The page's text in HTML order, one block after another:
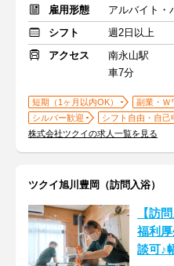
雇用形態
アルバイト・
シフト
週2日以上
アクセス
南永山駅
車7分
短期（1ヶ月以内OK） 副業・Ｗ
シルバー歓迎
シフト自由・自己
株式会社ツクイの求人一覧を見る
ツクイ旭川豊岡（訪問入浴）
【訪
福利
談可♪